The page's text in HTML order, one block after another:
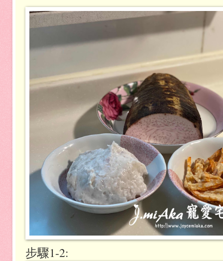
步驟1-2: